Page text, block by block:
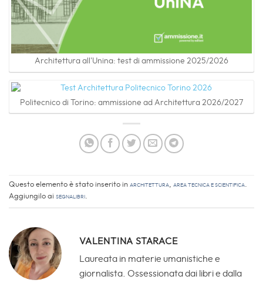
Architettura all'Unina: test di ammissione 2025/2026
Politecnico di Torino: ammissione ad Architettura 2026/2027
Questo elemento è stato inserito in Architettura, Area Tecnica e Scientifica.
Aggiungilo ai segnalibri.
VALENTINA STARACE
Laureata in materie umanistiche e
giornalista. Ossessionata dai libri e dalla